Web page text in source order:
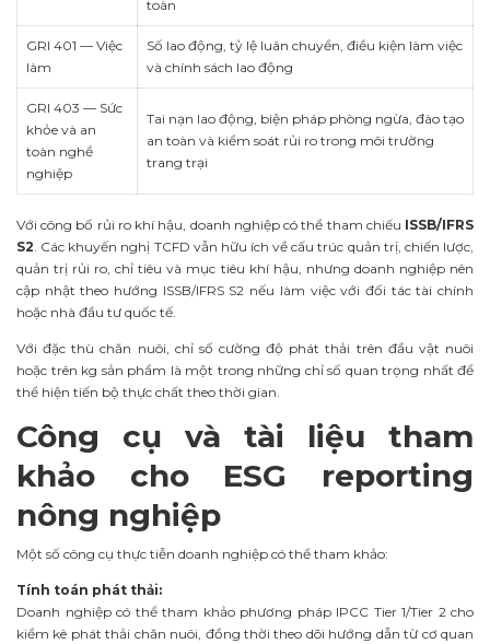
toàn
GRI 401 — Việc
làm
Số lao động, tỷ lệ luân chuyển, điều kiện làm việc
và chính sách lao động
GRI 403 — Sức
khỏe và an
toàn nghề
nghiệp
Tai nạn lao động, biện pháp phòng ngừa, đào tạo
an toàn và kiểm soát rủi ro trong môi trường
trang trại
Với công bố rủi ro khí hậu, doanh nghiệp có thể tham chiếu ISSB/IFRS
S2 . Các khuyến nghị TCFD vẫn hữu ích về cấu trúc quản trị, chiến lược,
quản trị rủi ro, chỉ tiêu và mục tiêu khí hậu, nhưng doanh nghiệp nên
cập nhật theo hướng ISSB/IFRS S2 nếu làm việc với đối tác tài chính
hoặc nhà đầu tư quốc tế.
Với đặc thù chăn nuôi, chỉ số cường độ phát thải trên đầu vật nuôi
hoặc trên kg sản phẩm là một trong những chỉ số quan trọng nhất để
thể hiện tiến bộ thực chất theo thời gian.
Công cụ và tài liệu tham
khảo cho ESG reporting
nông nghiệp
Một số công cụ thực tiễn doanh nghiệp có thể tham khảo:
Tính toán phát thải:
Doanh nghiệp có thể tham khảo phương pháp IPCC Tier 1/Tier 2 cho
kiểm kê phát thải chăn nuôi, đồng thời theo dõi hướng dẫn từ cơ quan